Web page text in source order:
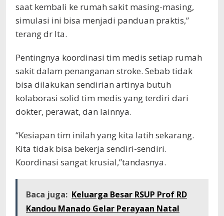
saat kembali ke rumah sakit masing-masing,
simulasi ini bisa menjadi panduan praktis,”
terang dr Ita.
Pentingnya koordinasi tim medis setiap rumah
sakit dalam penanganan stroke. Sebab tidak
bisa dilakukan sendirian artinya butuh
kolaborasi solid tim medis yang terdiri dari
dokter, perawat, dan lainnya.
“Kesiapan tim inilah yang kita latih sekarang.
Kita tidak bisa bekerja sendiri-sendiri.
Koordinasi sangat krusial,”tandasnya.
Baca juga: Keluarga Besar RSUP Prof RD
Kandou Manado Gelar Perayaan Natal